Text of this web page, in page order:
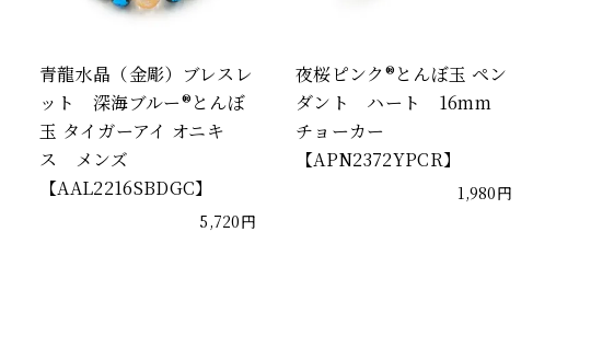
青龍水晶（金彫）ブレスレ
ット 深海ブルー®とんぼ
玉 タイガーアイ オニキ
ス メンズ
【AAL2216SBDGC】
5,720円
夜桜ピンク®とんぼ玉 ペン
ダント ハート 16mm
チョーカー
【APN2372YPCR】
1,980円